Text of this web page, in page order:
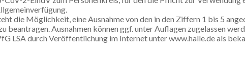
die Möglichkeit, eine Ausnahme von den in den Ziffern 1 bis 5
beantragen. Ausnahmen können ggf. unter Auflagen zugelassen
LSA durch Veröffentlichung im Internet unter www.halle.de als